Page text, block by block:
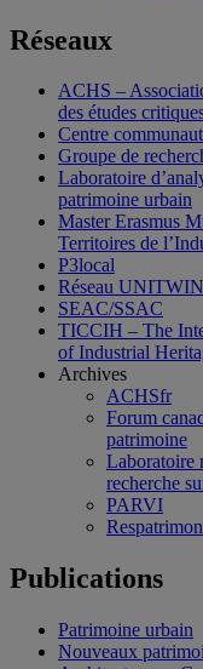
Réseaux
ACHS –
des études
Centre
Groupe de
Laboratoire
patrimoine urbain
Master Erasmus
Territoires de
P3local
Réseau
SEAC/SSAC
TICCIH – The
of Industrial
Archives
ACHSfr
Forum
patrimoine
Laboratoire
recherche
PARVI
Publications
Patrimoine urbain
Nouveaux